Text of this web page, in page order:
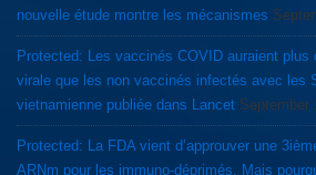
nouvelle étude montre les mécanismes
Protected: Les vaccinés COVID auraient plus
virale que les non vaccinés infectés avec les
vietnamienne publiée dans Lancet September
Protected: La FDA vient d’approuver une
ARNm pour les immuno-déprimés. Mais